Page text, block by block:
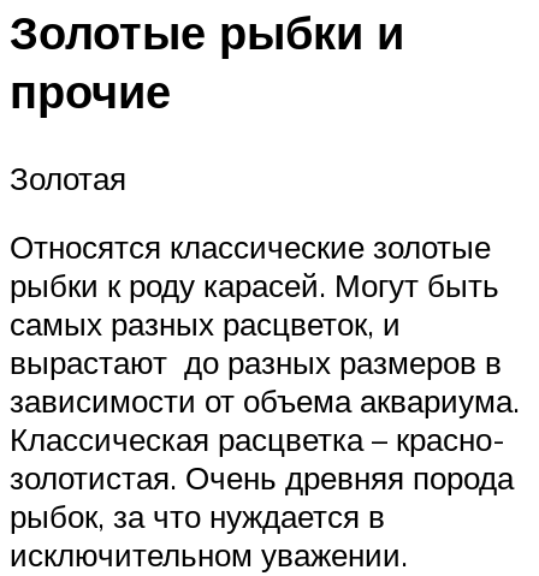
Золотые рыбки и
прочие
Золотая
Относятся классические золотые
рыбки к роду карасей. Могут быть
самых разных расцветок, и
вырастают до разных размеров в
зависимости от объема аквариума.
Классическая расцветка – красно-
золотистая. Очень древняя порода
рыбок, за что нуждается в
исключительном уважении.